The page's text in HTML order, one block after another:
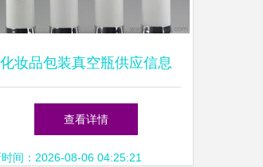
化妆品包装真空瓶供应信息
化妆品包装真空瓶批发 化妆
包装真空瓶价格 找化妆品
查看详情
间：2026-08-06 04:25:21